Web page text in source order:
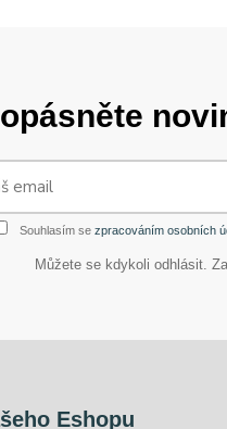
Souhlasím se zpracováním osobních
Můžete se kdykoli odhlásit.
Eshopu